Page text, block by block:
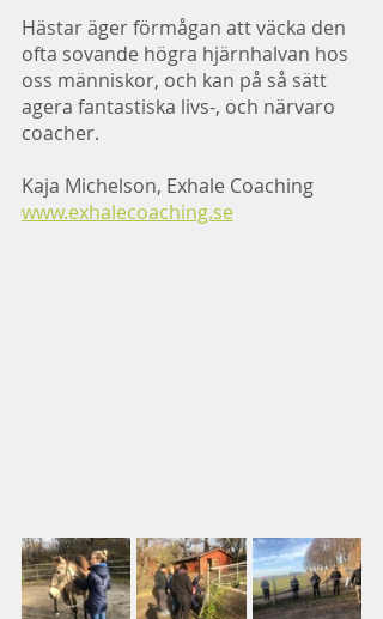
Hästar äger förmågan att väcka den
ofta sovande högra hjärnhalvan hos
oss människor, och kan på så sätt
agera fantastiska livs-, och närvaro
coacher.
Kaja Michelson, Exhale Coaching
www.exhalecoaching.se